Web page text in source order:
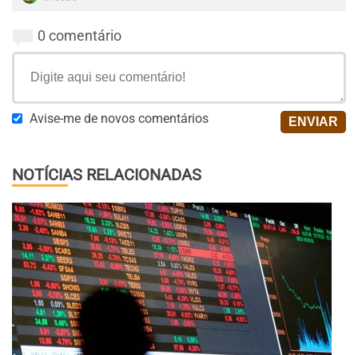
0 comentário
Avise-me de novos comentários
NOTÍCIAS RELACIONADAS